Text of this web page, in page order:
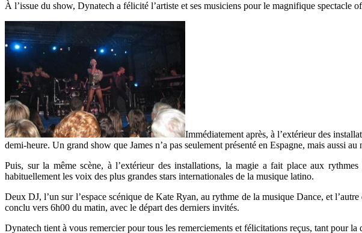
À l’issue du show, Dynatech a félicité l’artiste et ses musiciens pour le magnifique spectacle
Immédiatement après, à l’extérieur des
demi-heure. Un grand show que James n’a pas seulement présenté en Espagne, mais aussi
Puis, sur la même scène, à l’extérieur des installations, la magie a fait place aux
habituellement les voix des plus grandes stars internationales de la musique latino.
Deux DJ, l’un sur l’espace scénique de Kate Ryan, au rythme de la musique Dance, et
conclu vers 6h00 du matin, avec le départ des derniers invités.
Dynatech tient à vous remercier pour tous les remerciements et félicitations reçus, tant pour